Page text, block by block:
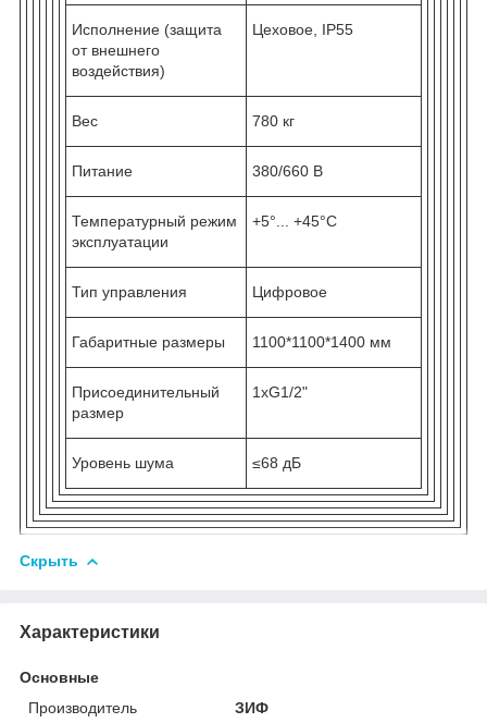
Исполнение (защита
от внешнего
воздействия)
Цеховое, IP55
Вес 780 кг
Питание 380/660 В
Температурный режим
эксплуатации
+5°... +45°С
Тип управления Цифровое
Габаритные размеры 1100*1100*1400 мм
Присоединительный
размер
1хG1/2"
Уровень шума ≤68 дБ
Скрыть
Характеристики
Основные
Производитель
ЗИФ